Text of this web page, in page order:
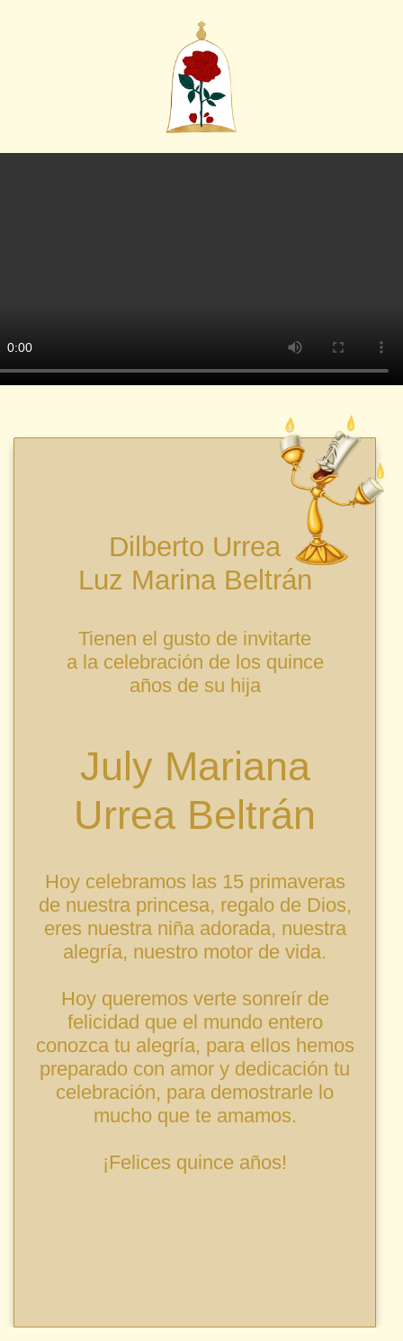
Dilberto Urrea
Luz Marina Beltrán
Tienen el gusto de invitarte
a la celebración de los quince
años de su hija
July Mariana
Urrea Beltrán
Hoy celebramos las 15 primaveras
de nuestra princesa, regalo de Dios,
eres nuestra niña adorada, nuestra
alegría, nuestro motor de vida.
Hoy queremos verte sonreír de
felicidad que el mundo entero
conozca tu alegría, para ellos hemos
preparado con amor y dedicación tu
celebración, para demostrarle lo
mucho que te amamos.
¡Felices quince años!